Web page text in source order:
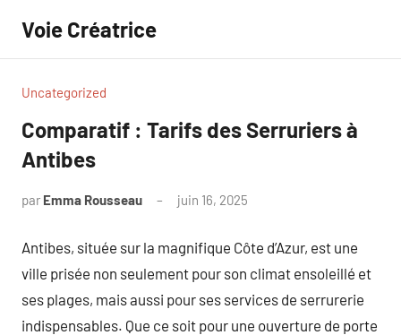
contenu
Voie Créatrice
Uncategorized
Comparatif : Tarifs des Serruriers à
Antibes
par Emma Rousseau juin 16, 2025
Antibes, située sur la magnifique Côte d’Azur, est une
ville prisée non seulement pour son climat ensoleillé et
ses plages, mais aussi pour ses services de serrurerie
indispensables. Que ce soit pour une ouverture de porte